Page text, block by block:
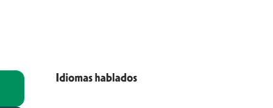
Idiomas hablados
Idiomas hablados